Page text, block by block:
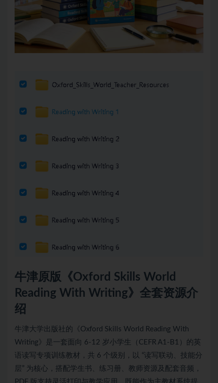
牛津原版《Oxford Skills World
Reading With Writing》全套资源介
绍
牛津大学出版社的《Oxford Skills World Reading With
Writing》是一套面向 6-12 岁小学生（CEFR A1-B1）的英
语读写专项训练教材，共 6 个级别，以 “读写联动、技能分
层” 为核心，搭配学生书、练习册、教师资源及配套音频，